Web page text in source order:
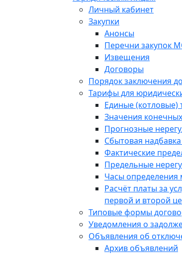
Личный кабинет
Закупки
Анонсы
Перечни закупок
Извещения
Договоры
Порядок заключения
Тарифы для
Единые (котловые)
Значения
Прогнозные
Сбытовая
Фактические
Предельные
Часы
Расчёт платы за
первой и второй
Типовые формы
Уведомления о
Объявления об
Архив объявлений